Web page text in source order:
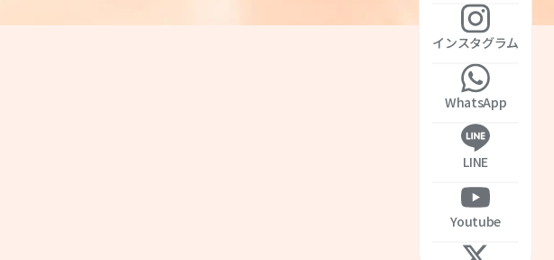
インスタグラム
WhatsApp
LINE
Youtube